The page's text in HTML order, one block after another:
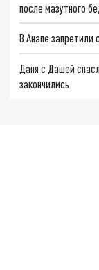
после мазутного
В Анапе запретили
Даня с Дашей
закончились